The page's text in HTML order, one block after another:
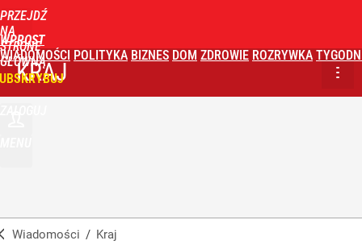
PRZEJDŹ
NA
STRONĘ
GŁÓWNĄ
WPROST
WIADOMOŚCI POLITYKA BIZNES DOM ZDROWIE ROZRYWKA
KRAJ
Wiadomości / Kraj